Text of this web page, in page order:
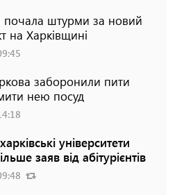
почала штурми за новий
на Харківщині
заборонили пити
нею посуд
університети
заяв від абітурієнтів